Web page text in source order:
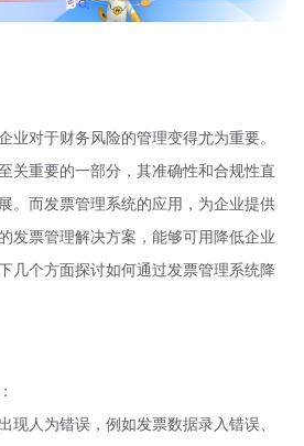
业对于财务风险的管理变得尤为重要。
关重要的一部分，其准确性和合规性直
。而发票管理系统的应用，为企业提供
发票管理解决方案，能够可用降低企业
几个方面探讨如何通过发票管理系统降
现人为错误，例如发票数据录入错误、